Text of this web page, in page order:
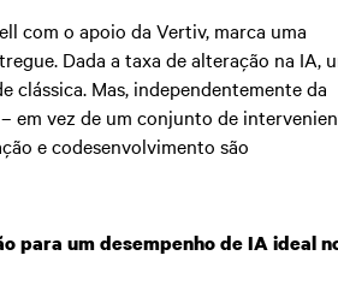
com o apoio da Vertiv, marca uma
Dada a taxa de alteração na IA,
clássica. Mas, independentemente da
em vez de um conjunto de
e codesenvolvimento são
para um desempenho de IA ideal